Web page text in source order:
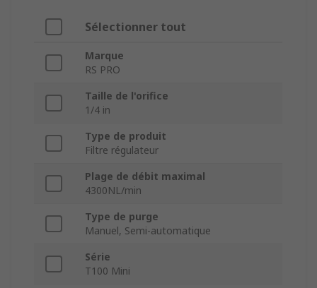
Sélectionner tout
Marque
RS PRO
Taille de l'orifice
1/4 in
Type de produit
Filtre régulateur
Plage de débit maximal
4300NL/min
Type de purge
Manuel, Semi-automatique
Série
T100 Mini